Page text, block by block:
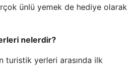
ünlü yemek de hediye olarak
nelerdir?
turistik yerleri arasında ilk